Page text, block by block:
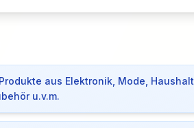
aus Elektronik, Mode, Haushalt,
u.v.m.